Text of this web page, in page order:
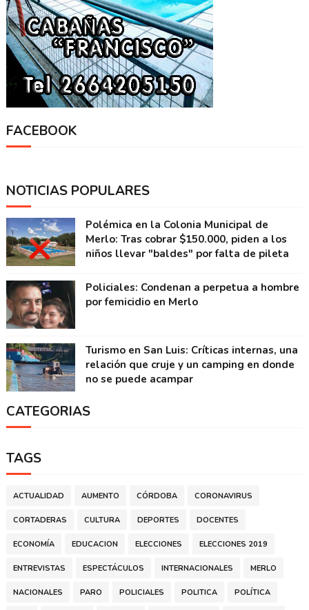
FACEBOOK
NOTICIAS POPULARES
Polémica en la Colonia Municipal de
Merlo: Tras cobrar $150.000, piden a los
niños llevar "baldes" por falta de pileta
Policiales: Condenan a perpetua a hombre
por femicidio en Merlo
Turismo en San Luis: Críticas internas, una
relación que cruje y un camping en donde
no se puede acampar
CATEGORIAS
TAGS
ACTUALIDAD AUMENTO CÓRDOBA CORONAVIRUS
CORTADERAS CULTURA DEPORTES DOCENTES
ECONOMÍA EDUCACION ELECCIONES ELECCIONES 2019
ENTREVISTAS ESPECTÁCULOS INTERNACIONALES MERLO
NACIONALES PARO POLICIALES POLITICA POLÍTICA